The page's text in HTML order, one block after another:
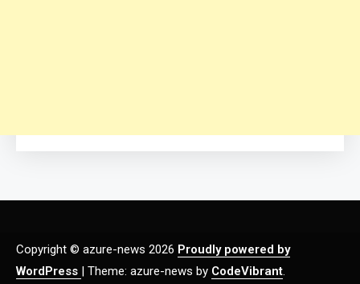
Copyright © azure-news 2026 Proudly powered by
WordPress
Theme: azure-news by CodeVibrant.